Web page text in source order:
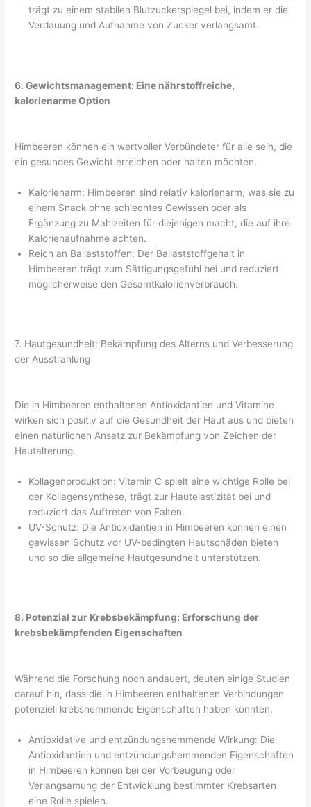
trägt zu einem stabilen Blutzuckerspiegel bei, indem er die
Verdauung und Aufnahme von Zucker verlangsamt.
6. Gewichtsmanagement: Eine nährstoffreiche,
kalorienarme Option
Himbeeren können ein wertvoller Verbündeter für alle sein, die
ein gesundes Gewicht erreichen oder halten möchten.
Kalorienarm: Himbeeren sind relativ kalorienarm, was sie zu
einem Snack ohne schlechtes Gewissen oder als
Ergänzung zu Mahlzeiten für diejenigen macht, die auf ihre
Kalorienaufnahme achten.
Reich an Ballaststoffen: Der Ballaststoffgehalt in
Himbeeren trägt zum Sättigungsgefühl bei und reduziert
möglicherweise den Gesamtkalorienverbrauch.
7. Hautgesundheit: Bekämpfung des Alterns und Verbesserung
der Ausstrahlung
Die in Himbeeren enthaltenen Antioxidantien und Vitamine
wirken sich positiv auf die Gesundheit der Haut aus und bieten
einen natürlichen Ansatz zur Bekämpfung von Zeichen der
Hautalterung.
Kollagenproduktion: Vitamin C spielt eine wichtige Rolle bei
der Kollagensynthese, trägt zur Hautelastizität bei und
reduziert das Auftreten von Falten.
UV-Schutz: Die Antioxidantien in Himbeeren können einen
gewissen Schutz vor UV-bedingten Hautschäden bieten
und so die allgemeine Hautgesundheit unterstützen.
8. Potenzial zur Krebsbekämpfung: Erforschung der
krebsbekämpfenden Eigenschaften
Während die Forschung noch andauert, deuten einige Studien
darauf hin, dass die in Himbeeren enthaltenen Verbindungen
potenziell krebshemmende Eigenschaften haben könnten.
Antioxidative und entzündungshemmende Wirkung: Die
Antioxidantien und entzündungshemmenden Eigenschaften
in Himbeeren können bei der Vorbeugung oder
Verlangsamung der Entwicklung bestimmter Krebsarten
eine Rolle spielen.